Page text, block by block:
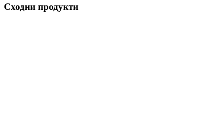
Сходни продукти